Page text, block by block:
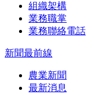
組織架構
業務職掌
業務聯絡電話
新聞最前線
農業新聞
最新消息